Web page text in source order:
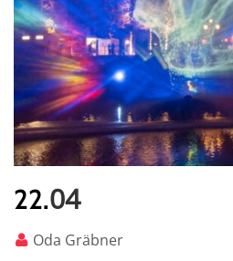
22.04
Oda Gräbner